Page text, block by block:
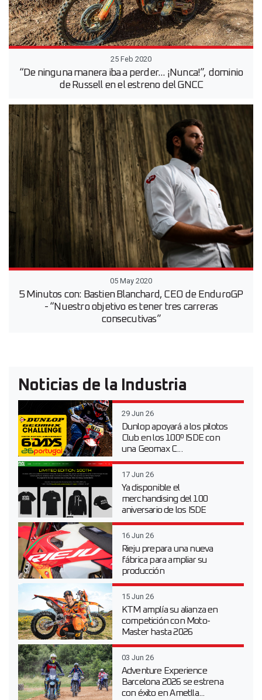
25 Feb 2020
“De ninguna manera iba a perder... ¡Nunca!”, dominio
de Russell en el estreno del GNCC
05 May 2020
5 Minutos con: Bastien Blanchard, CEO de EnduroGP
- “Nuestro objetivo es tener tres carreras
consecutivas”
Noticias de la Industria
29 Jun 26
Dunlop apoyará a los pilotos
Club en los 100º ISDE con
una Geomax C...
17 Jun 26
Ya disponible el
merchandising del 100
aniversario de los ISDE
16 Jun 26
Rieju prepara una nueva
fábrica para ampliar su
producción
15 Jun 26
KTM amplía su alianza en
competición con Moto-
Master hasta 2026
03 Jun 26
Adventure Experience
Barcelona 2026 se estrena
con éxito en Ametlla...